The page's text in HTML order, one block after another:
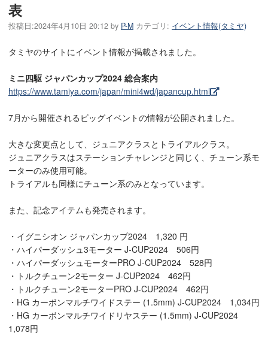
表
投稿日:2024年4月10日 20:12 by P-M カテゴリ: イベント情報(タミヤ)
タミヤのサイトにイベント情報が掲載されました。
ミニ四駆 ジャパンカップ2024 総合案内
https://www.tamiya.com/japan/mini4wd/japancup.html
7月から開催されるビッグイベントの情報が公開されました。
大きな変更点として、ジュニアクラスとトライアルクラス。
ジュニアクラスはステーションチャレンジと同じく、チューン系モ
ーターのみ使用可能。
トライアルも同様にチューン系のみとなっています。
また、記念アイテムも発売されます。
・イグニシオン ジャパンカップ2024 1,320 円
・ハイパーダッシュ3モーター J-CUP2024 506円
・ハイパーダッシュモーターPRO J-CUP2024 528円
・トルクチューン2モーター J-CUP2024 462円
・トルクチューン2モーターPRO J-CUP2024 462円
・HG カーボンマルチワイドステー (1.5mm) J-CUP2024 1,034円
・HG カーボンマルチワイドリヤステー (1.5mm) J-CUP2024
1,078円